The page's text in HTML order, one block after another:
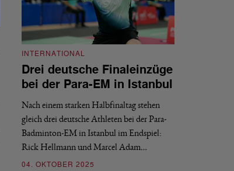
INTERNATIONAL
Drei deutsche Finaleinzüge
bei der Para-EM in Istanbul
Nach einem starken Halbfinaltag stehen
gleich drei deutsche Athleten bei der Para-
Badminton-EM in Istanbul im Endspiel:
Rick Hellmann und Marcel Adam…
04. OKTOBER 2025